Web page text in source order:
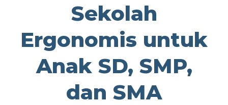
Sekolah
Ergonomis untuk
Anak SD, SMP,
dan SMA